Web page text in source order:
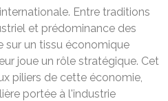
Entre traditions
et prédominance des
sur un tissu économique
joue un rôle stratégique. Cet
piliers de cette économie,
portée à l'industrie